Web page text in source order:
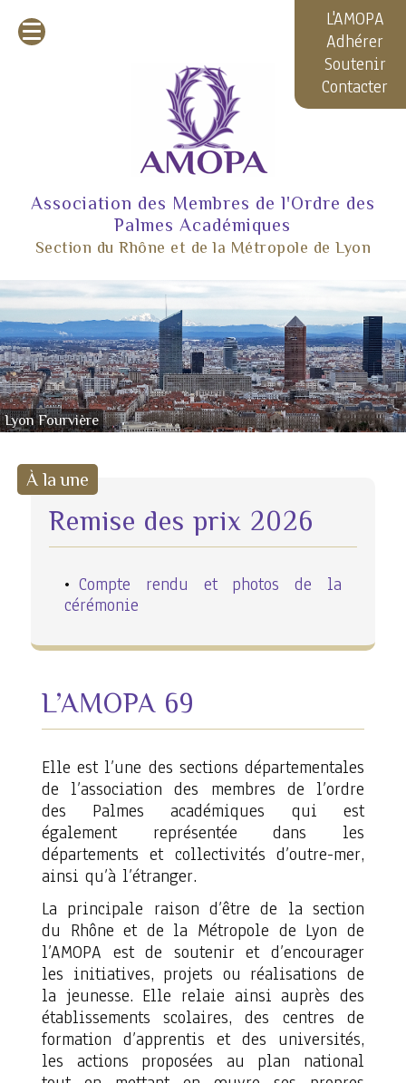
L'AMOPA
Adhérer
Soutenir
Contacter
Association des Membres de l'Ordre des
Palmes Académiques
Section du Rhône et de la Métropole de Lyon
Lyon Fourvière
À la une
Remise des prix 2026
Compte rendu et photos de la
cérémonie
L’AMOPA 69
Elle est l’une des sections départementales
de l’association des membres de l’ordre
des Palmes académiques qui est
également représentée dans les
départements et collectivités d’outre-mer,
ainsi qu’à l’étranger.
La principale raison d’être de la section
du Rhône et de la Métropole de Lyon de
l’AMOPA est de soutenir et d’encourager
les initiatives, projets ou réalisations de
la jeunesse. Elle relaie ainsi auprès des
établissements scolaires, des centres de
formation d’apprentis et des universités,
les actions proposées au plan national